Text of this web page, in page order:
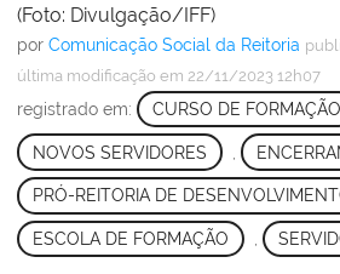
(Foto: Divulgação/IFF)
por Comunicação Social da Reitoria
última modificação em 22/11/2023 12h07
registrado em: CURSO DE FORMAÇÃO
NOVOS SERVIDORES
PRÓ-REITORIA DE
ESCOLA DE FORMAÇÃO